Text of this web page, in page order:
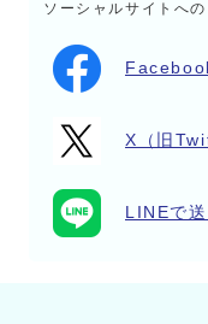
ソーシャルサイトへ
X（旧
LINEで送